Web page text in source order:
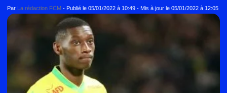
Par La rédaction FCM - Publié le 05/01/2022 à 10:49 - Mis à jour le 05/01/2022 à 12:05